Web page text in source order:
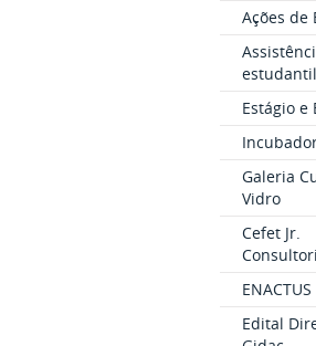
Ações de
estudantil
Estágio e
Galeria
Vidro
Cefet Jr.
Edital